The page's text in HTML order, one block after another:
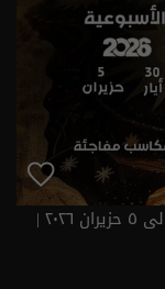
اسرار الفلك مع جاكلين عقيقي | من ٣٠ أيار الى ٥ حزيران ٢٠٢٦ |